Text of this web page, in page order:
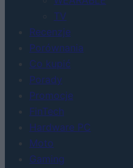
TV
Recenzje
Porównania
Co kupić
Porady
Promocje
FinTech
Hardware PC
Moto
Gaming